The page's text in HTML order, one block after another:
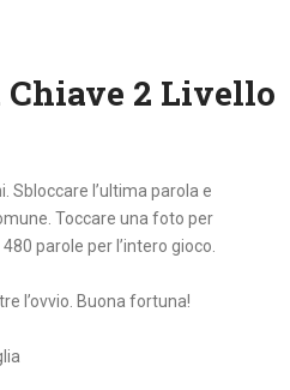
Chiave 2 Livello
Sbloccare l’ultima parola e
Toccare una foto per
parole per l’intero gioco.
l’ovvio. Buona fortuna!